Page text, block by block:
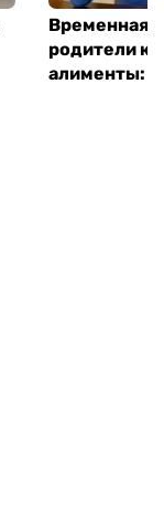
Временная
родители
алименты: